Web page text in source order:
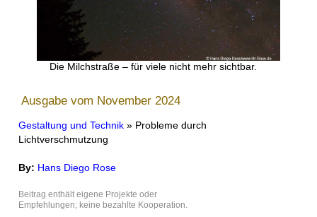
Die Milchstraße – für viele nicht mehr sichtbar.
Ausgabe vom November 2024
Gestaltung und Technik » Probleme durch
Lichtverschmutzung
By: Hans Diego Rose
Beitrag enthält eigene Projekte oder
Empfehlungen; keine bezahlte Kooperation.